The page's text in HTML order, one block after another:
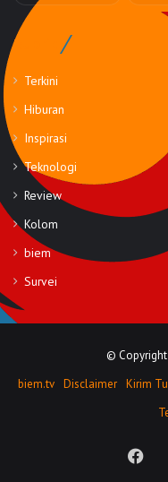
Rubrik
Terkini
Hiburan
Inspirasi
Teknologi
Review
Kolom
biem
Survei
© Copyright
biem.tv Disclaimer Kirim